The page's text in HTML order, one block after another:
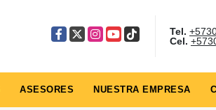
Facebook
X Instagram
YouTube
TikTok Tel.
Cel.
ASESORES NUESTRA EMPRESA